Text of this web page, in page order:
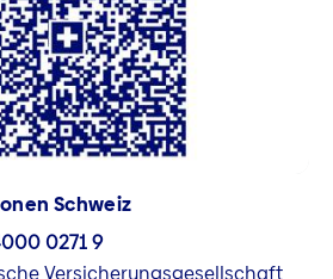
Schweiz
0271 9
Versicherungsgesellschaft